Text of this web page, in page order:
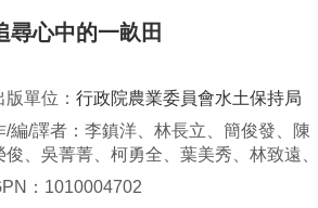
尋心中的一畝田
版單位： 行政院農業委員會水土保持局
/編/譯者：李鎮洋、林長立、簡俊發、陳
俊、吳菁菁、柯勇全、葉美秀、林致遠、
玉嬋、林義峰、孫明德、陳勝全、洪繼
：1010004702